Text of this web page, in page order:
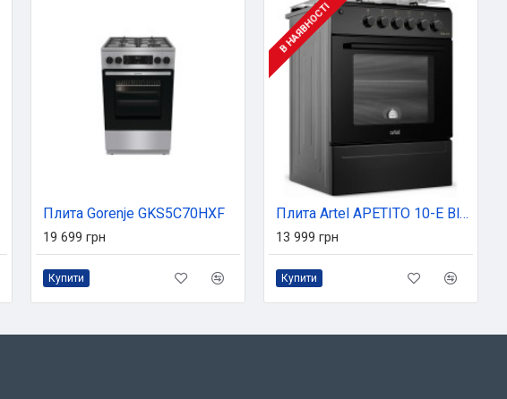
Плита Gorenje GKS5C70HXF
19 699 грн
Купити
В НАЯВНОСТІ
Плита Artel APETITO 10-E Black
13 999 грн
Купити